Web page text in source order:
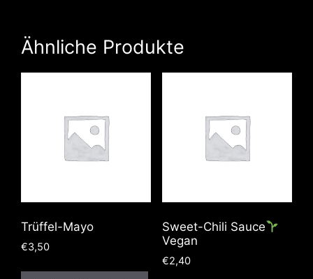
Ähnliche Produkte
Trüffel-Mayo
€3,50
Sweet-Chili Sauce
Vegan
€2,40